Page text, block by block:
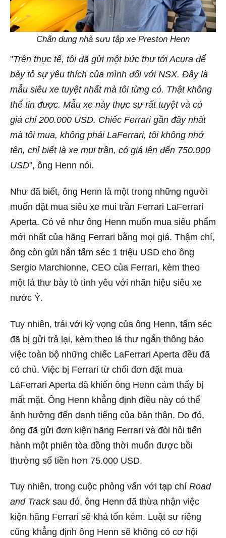
Chân dung nhà sưu tập xe Preston Henn
"Trên thực tế, tôi đã gửi một bức thư tới Acura để
bày tỏ sự yêu thích của mình đối với NSX. Đây là
mẫu siêu xe tuyệt nhất mà tôi từng có. Thật không
thể tin được. Mẫu xe này thực sự rất tuyệt và có
giá chỉ 200.000 USD. Chiếc Ferrari gần đây nhất
mà tôi mua, không phải LaFerrari, tôi không nhớ
tên, chỉ biết là xe mui trần, có giá lên đến 750.000
USD", ông Henn nói.
Như đã biết, ông Henn là một trong những người
muốn đặt mua siêu xe mui trần Ferrari LaFerrari
Aperta. Có vẻ như ông Henn muốn mua siêu phẩm
mới nhất của hãng Ferrari bằng mọi giá. Thậm chí,
ông còn gửi hẳn tấm séc 1 triệu USD cho ông
Sergio Marchionne, CEO của Ferrari, kèm theo
một lá thư bày tò tình yêu với nhãn hiệu siêu xe
nước Ý.
Tuy nhiên, trái với kỳ vọng của ông Henn, tấm séc
đã bị gửi trả lại, kèm theo lá thư ngắn thông báo
việc toàn bộ những chiếc LaFerrari Aperta đều đã
có chủ. Việc bị Ferrari từ chối đơn đặt mua
LaFerrari Aperta đã khiến ông Henn cảm thấy bị
mất mặt. Ông Henn khẳng định điều này có thể
ảnh hưởng đến danh tiếng của bản thân. Do đó,
ông đã gửi đơn kiện hãng Ferrari và đòi hỏi tiến
hành một phiên tòa đồng thời muốn được bồi
thường số tiền hơn 75.000 USD.
Tuy nhiên, trong cuộc phỏng vấn với tạp chí Road
and Tracksau đó, ông Henn đã thừa nhận việc
kiện hãng Ferrari sẽ khá tốn kém. Luật sư riêng
cũng khẳng định ông Henn sẽ không có cơ hội